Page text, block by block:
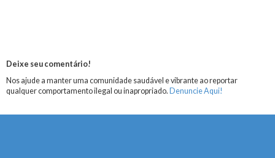
Deixe seu comentário!
Nos ajude a manter uma comunidade saudável e vibrante ao reportar
qualquer comportamento ilegal ou inapropriado. Denuncie Aqui!